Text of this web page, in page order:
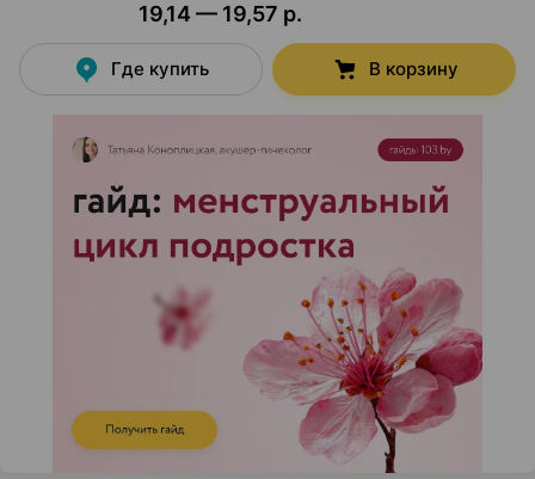
19,14 — 19,57 р.
Где купить В корзину